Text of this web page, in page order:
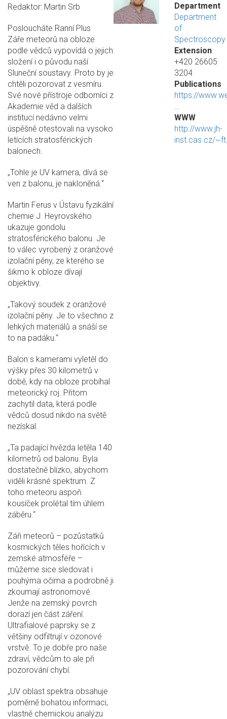
Redaktor: Martin Srb
Posloucháte Ranní Plus
Záře meteorů na obloze
podle vědců vypovídá o jejich
složení i o původu naší
Sluneční soustavy. Proto by je
chtěli pozorovat z vesmíru.
Své nové přístroje odborníci z
Akademie věd a dalších
institucí nedávno velmi
úspěšně otestovali na vysoko
letících stratosférických
balonech.
„Tohle je UV kamera, dívá se
ven z balonu, je nakloněná.“
Martin Ferus v Ústavu fyzikální
chemie J. Heyrovského
ukazuje gondolu
stratosférického balonu. Je
to válec vyrobený z oranžové
izolační pěny, ze kterého se
šikmo k obloze dívají
objektivy.
„Takový soudek z oranžové
izolační pěny. Je to všechno z
lehkých materiálů a snáší se
to na padáku.“
Balon s kamerami vyletěl do
výšky přes 30 kilometrů v
době, kdy na obloze probíhal
meteorický roj. Přitom
zachytil data, která podle
vědců dosud nikdo na světě
nezískal.
„Ta padající hvězda letěla 140
kilometrů od balonu. Byla
dostatečně blízko, abychom
viděli krásné spektrum. Z
toho meteoru aspoň
kousíček prolétal tím úhlem
záběru.“
Záři meteorů – pozůstatků
kosmických těles hořících v
zemské atmosféře –
můžeme sice sledovat i
pouhýma očima a podrobně ji
zkoumají astronomové.
Jenže na zemský povrch
dorazí jen část záření.
Ultrafialové paprsky se z
většiny odfiltrují v ozonové
vrstvě. To je dobře pro naše
zdraví, vědcům to ale při
pozorování chybí.
„UV oblast spektra obsahuje
poměrně bohatou informaci,
vlastně chemickou analýzu
Department
Department
of
Spectroscopy
Extension
+420 26605
3204
Publications
https://
…
WWW
http://www.jh-
inst.cas.cz/